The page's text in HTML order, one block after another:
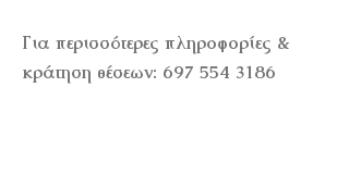
Για περισσότερες πληροφορίες &
κράτηση θέσεων: 697 554 3186